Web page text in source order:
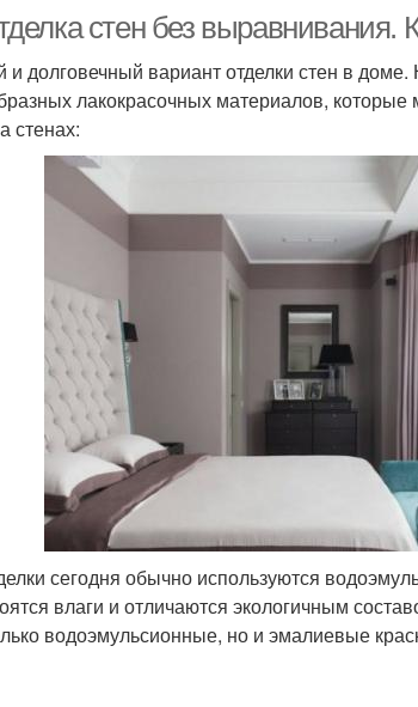
стен без выравнивания.
и долговечный вариант отделки стен в
лакокрасочных материалов,
стенах:
сегодня обычно используются
влаги и отличаются экологичным
водоэмульсионные, но и эмалиевые